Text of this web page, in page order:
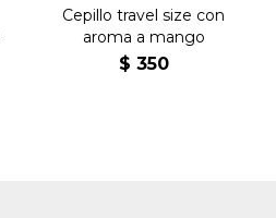
Cepillo travel size con
aroma a mango
$ 350